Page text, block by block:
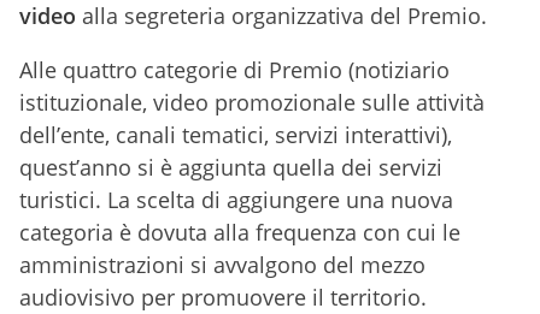
video alla segreteria organizzativa del Premio.
Alle quattro categorie di Premio (notiziario
istituzionale, video promozionale sulle attività
dell’ente, canali tematici, servizi interattivi),
quest’anno si è aggiunta quella dei servizi
turistici. La scelta di aggiungere una nuova
categoria è dovuta alla frequenza con cui le
amministrazioni si avvalgono del mezzo
audiovisivo per promuovere il territorio.